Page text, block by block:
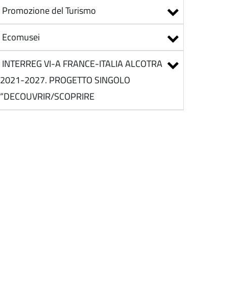
Promozione del Turismo
Ecomusei
INTERREG VI-A FRANCE-ITALIA ALCOTRA
2021-2027. PROGETTO SINGOLO
“DECOUVRIR/SCOPRIRE